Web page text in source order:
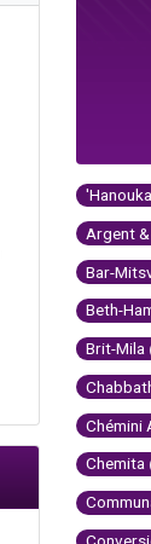
'Hanouka
Argent
Bar-
Beth-
Brit-Mila
Chémini
Chemita